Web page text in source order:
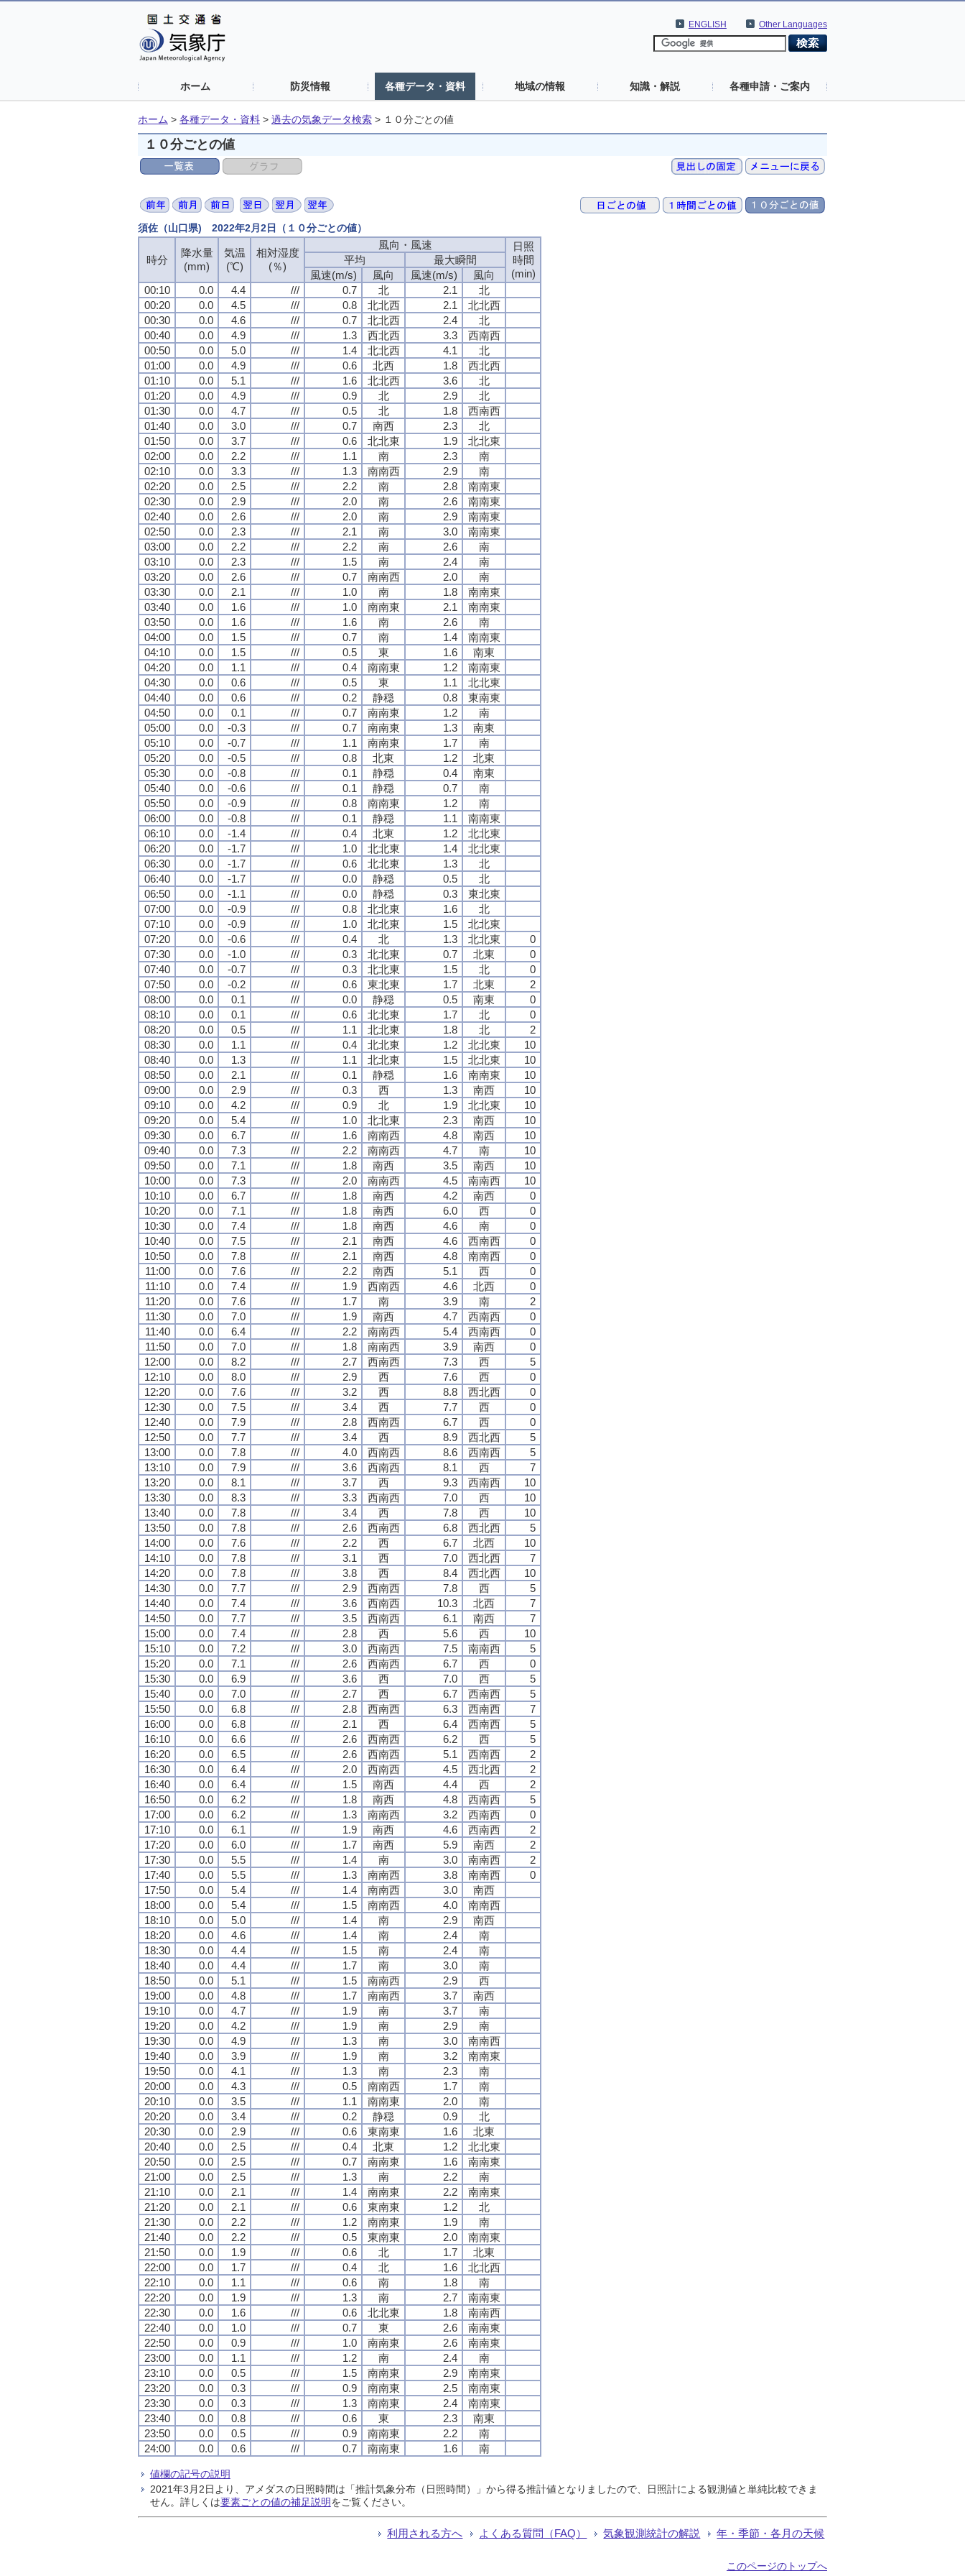
Other Languages
ENGLISH
ホーム 防災情報 各種データ・資料 地域の情報 知識・解説 各種申請・ご案内
ホーム > 各種データ・資料 > 過去の気象データ検索 > １０分ごとの値
１０分ごとの値
須佐（山口県) 2022年2月2日（１０分ごとの値）
時分
降水量
(mm)
気温
(℃)
相対湿度
(％)
風向・風速
日照
時間
(min)
平均
最大瞬間
風速(m/s)
風向 風速(m/s)
風向
00:10
0.0 4.4 /// 0.7 北 2.1
北
00:20
0.0 4.5 /// 0.8 北北西 2.1
北北西
00:30
0.0 4.6 /// 0.7 北北西 2.4
北
00:40
0.0 4.9 /// 1.3 西北西 3.3
西南西
00:50
0.0 5.0 /// 1.4 北北西 4.1
北
01:00
0.0 4.9 /// 0.6 北西 1.8
西北西
01:10
0.0 5.1 /// 1.6 北北西 3.6
北
01:20
0.0 4.9 /// 0.9 北 2.9
北
01:30
0.0 4.7 /// 0.5 北 1.8
西南西
01:40
0.0 3.0 /// 0.7 南西 2.3
北
01:50
0.0 3.7 /// 0.6 北北東 1.9
北北東
02:00
0.0 2.2 /// 1.1 南 2.3
南
02:10
0.0 3.3 /// 1.3 南南西 2.9
南
02:20
0.0 2.5 /// 2.2 南 2.8
南南東
02:30
0.0 2.9 /// 2.0 南 2.6
南南東
02:40
0.0 2.6 /// 2.0 南 2.9
南南東
02:50
0.0 2.3 /// 2.1 南 3.0
南南東
03:00
0.0 2.2 /// 2.2 南 2.6
南
03:10
0.0 2.3 /// 1.5 南 2.4
南
03:20
0.0 2.6 /// 0.7 南南西 2.0
南
03:30
0.0 2.1 /// 1.0 南 1.8
南南東
03:40
0.0 1.6 /// 1.0 南南東 2.1
南南東
03:50
0.0 1.6 /// 1.6 南 2.6
南
04:00
0.0 1.5 /// 0.7 南 1.4
南南東
04:10
0.0 1.5 /// 0.5 東 1.6
南東
04:20
0.0 1.1 /// 0.4 南南東 1.2
南南東
04:30
0.0 0.6 /// 0.5 東 1.1
北北東
04:40
0.0 0.6 /// 0.2 静穏 0.8
東南東
04:50
0.0 0.1 /// 0.7 南南東 1.2
南
05:00
0.0 -0.3 /// 0.7 南南東 1.3
南東
05:10
0.0 -0.7 /// 1.1 南南東 1.7
南
05:20
0.0 -0.5 /// 0.8 北東 1.2
北東
05:30
0.0 -0.8 /// 0.1 静穏 0.4
南東
05:40
0.0 -0.6 /// 0.1 静穏 0.7
南
05:50
0.0 -0.9 /// 0.8 南南東 1.2
南
06:00
0.0 -0.8 /// 0.1 静穏 1.1
南南東
06:10
0.0 -1.4 /// 0.4 北東 1.2
北北東
06:20
0.0 -1.7 /// 1.0 北北東 1.4
北北東
06:30
0.0 -1.7 /// 0.6 北北東 1.3
北
06:40
0.0 -1.7 /// 0.0 静穏 0.5
北
06:50
0.0 -1.1 /// 0.0 静穏 0.3
東北東
07:00
0.0 -0.9 /// 0.8 北北東 1.6
北
07:10
0.0 -0.9 /// 1.0 北北東 1.5
北北東
07:20
0.0 -0.6 /// 0.4 北 1.3 北北東
0
07:30
0.0 -1.0 /// 0.3 北北東 0.7 北東
0
07:40
0.0 -0.7 /// 0.3 北北東 1.5 北
0
07:50
0.0 -0.2 /// 0.6 東北東 1.7 北東
2
08:00
0.0 0.1 /// 0.0 静穏 0.5 南東
0
08:10
0.0 0.1 /// 0.6 北北東 1.7 北
0
08:20
0.0 0.5 /// 1.1 北北東 1.8 北
2
08:30
0.0 1.1 /// 0.4 北北東 1.2 北北東
10
08:40
0.0 1.3 /// 1.1 北北東 1.5 北北東
10
08:50
0.0 2.1 /// 0.1 静穏 1.6 南南東
10
09:00
0.0 2.9 /// 0.3 西 1.3 南西
10
09:10
0.0 4.2 /// 0.9 北 1.9 北北東
10
09:20
0.0 5.4 /// 1.0 北北東 2.3 南西
10
09:30
0.0 6.7 /// 1.6 南南西 4.8 南西
10
09:40
0.0 7.3 /// 2.2 南南西 4.7 南
10
09:50
0.0 7.1 /// 1.8 南西 3.5 南西
10
10:00
0.0 7.3 /// 2.0 南南西 4.5 南南西
10
10:10
0.0 6.7 /// 1.8 南西 4.2 南西
0
10:20
0.0 7.1 /// 1.8 南西 6.0 西
0
10:30
0.0 7.4 /// 1.8 南西 4.6 南
0
10:40
0.0 7.5 /// 2.1 南西 4.6 西南西
0
10:50
0.0 7.8 /// 2.1 南西 4.8 南南西
0
11:00
0.0 7.6 /// 2.2 南西 5.1 西
0
11:10
0.0 7.4 /// 1.9 西南西 4.6 北西
0
11:20
0.0 7.6 /// 1.7 南 3.9 南
2
11:30
0.0 7.0 /// 1.9 南西 4.7 西南西
0
11:40
0.0 6.4 /// 2.2 南南西 5.4 西南西
0
11:50
0.0 7.0 /// 1.8 南南西 3.9 南西
0
12:00
0.0 8.2 /// 2.7 西南西 7.3 西
5
12:10
0.0 8.0 /// 2.9 西 7.6 西
0
12:20
0.0 7.6 /// 3.2 西 8.8 西北西
0
12:30
0.0 7.5 /// 3.4 西 7.7 西
0
12:40
0.0 7.9 /// 2.8 西南西 6.7 西
0
12:50
0.0 7.7 /// 3.4 西 8.9 西北西
5
13:00
0.0 7.8 /// 4.0 西南西 8.6 西南西
5
13:10
0.0 7.9 /// 3.6 西南西 8.1 西
7
13:20
0.0 8.1 /// 3.7 西 9.3 西南西
10
13:30
0.0 8.3 /// 3.3 西南西 7.0 西
10
13:40
0.0 7.8 /// 3.4 西 7.8 西
10
13:50
0.0 7.8 /// 2.6 西南西 6.8 西北西
5
14:00
0.0 7.6 /// 2.2 西 6.7 北西
10
14:10
0.0 7.8 /// 3.1 西 7.0 西北西
7
14:20
0.0 7.8 /// 3.8 西 8.4 西北西
10
14:30
0.0 7.7 /// 2.9 西南西 7.8 西
5
14:40
0.0 7.4 /// 3.6 西南西 10.3 北西
7
14:50
0.0 7.7 /// 3.5 西南西 6.1 南西
7
15:00
0.0 7.4 /// 2.8 西 5.6 西
10
15:10
0.0 7.2 /// 3.0 西南西 7.5 南南西
5
15:20
0.0 7.1 /// 2.6 西南西 6.7 西
0
15:30
0.0 6.9 /// 3.6 西 7.0 西
5
15:40
0.0 7.0 /// 2.7 西 6.7 西南西
5
15:50
0.0 6.8 /// 2.8 西南西 6.3 西南西
7
16:00
0.0 6.8 /// 2.1 西 6.4 西南西
5
16:10
0.0 6.6 /// 2.6 西南西 6.2 西
5
16:20
0.0 6.5 /// 2.6 西南西 5.1 西南西
2
16:30
0.0 6.4 /// 2.0 西南西 4.5 西北西
2
16:40
0.0 6.4 /// 1.5 南西 4.4 西
2
16:50
0.0 6.2 /// 1.8 南西 4.8 西南西
5
17:00
0.0 6.2 /// 1.3 南南西 3.2 西南西
0
17:10
0.0 6.1 /// 1.9 南西 4.6 西南西
2
17:20
0.0 6.0 /// 1.7 南西 5.9 南西
2
17:30
0.0 5.5 /// 1.4 南 3.0 南南西
2
17:40
0.0 5.5 /// 1.3 南南西 3.8 南南西
0
17:50
0.0 5.4 /// 1.4 南南西 3.0
南西
18:00
0.0 5.4 /// 1.5 南南西 4.0
南南西
18:10
0.0 5.0 /// 1.4 南 2.9
南西
18:20
0.0 4.6 /// 1.4 南 2.4
南
18:30
0.0 4.4 /// 1.5 南 2.4
南
18:40
0.0 4.4 /// 1.7 南 3.0
南
18:50
0.0 5.1 /// 1.5 南南西 2.9
西
19:00
0.0 4.8 /// 1.7 南南西 3.7
南西
19:10
0.0 4.7 /// 1.9 南 3.7
南
19:20
0.0 4.2 /// 1.9 南 2.9
南
19:30
0.0 4.9 /// 1.3 南 3.0
南南西
19:40
0.0 3.9 /// 1.9 南 3.2
南南東
19:50
0.0 4.1 /// 1.3 南 2.3
南
20:00
0.0 4.3 /// 0.5 南南西 1.7
南
20:10
0.0 3.5 /// 1.1 南南東 2.0
南
20:20
0.0 3.4 /// 0.2 静穏 0.9
北
20:30
0.0 2.9 /// 0.6 東南東 1.6
北東
20:40
0.0 2.5 /// 0.4 北東 1.2
北北東
20:50
0.0 2.5 /// 0.7 南南東 1.6
南南東
21:00
0.0 2.5 /// 1.3 南 2.2
南
21:10
0.0 2.1 /// 1.4 南南東 2.2
南南東
21:20
0.0 2.1 /// 0.6 東南東 1.2
北
21:30
0.0 2.2 /// 1.2 南南東 1.9
南
21:40
0.0 2.2 /// 0.5 東南東 2.0
南南東
21:50
0.0 1.9 /// 0.6 北 1.7
北東
22:00
0.0 1.7 /// 0.4 北 1.6
北北西
22:10
0.0 1.1 /// 0.6 南 1.8
南
22:20
0.0 1.9 /// 1.3 南 2.7
南南東
22:30
0.0 1.6 /// 0.6 北北東 1.8
南南西
22:40
0.0 1.0 /// 0.7 東 2.6
南南東
22:50
0.0 0.9 /// 1.0 南南東 2.6
南南東
23:00
0.0 1.1 /// 1.2 南 2.4
南
23:10
0.0 0.5 /// 1.5 南南東 2.9
南南東
23:20
0.0 0.3 /// 0.9 南南東 2.5
南南東
23:30
0.0 0.3 /// 1.3 南南東 2.4
南南東
23:40
0.0 0.8 /// 0.6 東 2.3
南東
23:50
0.0 0.5 /// 0.9 南南東 2.2
南
24:00
0.0 0.6 /// 0.7 南南東 1.6 南
値欄の記号の説明
2021年3月2日より、アメダスの日照時間は「推計気象分布（日照時間）」から得る推計値となりましたので、日照計による観測値と単純比較できま
せん。詳しくは要素ごとの値の補足説明をご覧ください。
利用される方へ よくある質問（FAQ） 気象観測統計の解説 年・季節・各月の天候
このページのトップへ